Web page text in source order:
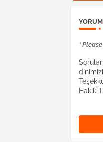
*
Hakiki